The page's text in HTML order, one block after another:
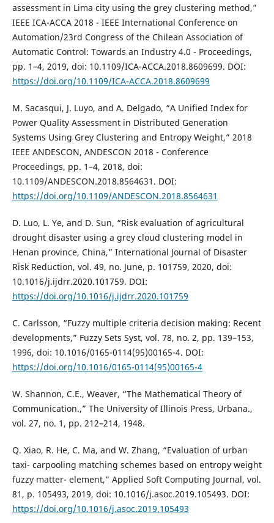
assessment in Lima city using the grey clustering method,”
IEEE ICA-ACCA 2018 - IEEE International Conference on
Automation/23rd Congress of the Chilean Association of
Automatic Control: Towards an Industry 4.0 - Proceedings,
pp. 1–4, 2019, doi: 10.1109/ICA-ACCA.2018.8609699. DOI:
https://doi.org/10.1109/ICA-ACCA.2018.8609699
M. Sacasqui, J. Luyo, and A. Delgado, “A Unified Index for
Power Quality Assessment in Distributed Generation
Systems Using Grey Clustering and Entropy Weight,” 2018
IEEE ANDESCON, ANDESCON 2018 - Conference
Proceedings, pp. 1–4, 2018, doi:
10.1109/ANDESCON.2018.8564631. DOI:
https://doi.org/10.1109/ANDESCON.2018.8564631
D. Luo, L. Ye, and D. Sun, “Risk evaluation of agricultural
drought disaster using a grey cloud clustering model in
Henan province, China,” International Journal of Disaster
Risk Reduction, vol. 49, no. June, p. 101759, 2020, doi:
10.1016/j.ijdrr.2020.101759. DOI:
https://doi.org/10.1016/j.ijdrr.2020.101759
C. Carlsson, “Fuzzy multiple criteria decision making: Recent
developments,” Fuzzy Sets Syst, vol. 78, no. 2, pp. 139–153,
1996, doi: 10.1016/0165-0114(95)00165-4. DOI:
https://doi.org/10.1016/0165-0114(95)00165-4
W. Shannon, C.E., Weaver, “The Mathematical Theory of
Communication.,” The University of Illinois Press, Urbana.,
vol. 27, no. 1, pp. 212–214, 1948.
Q. Xiao, R. He, C. Ma, and W. Zhang, “Evaluation of urban
taxi- carpooling matching schemes based on entropy weight
fuzzy matter- element,” Applied Soft Computing Journal, vol.
81, p. 105493, 2019, doi: 10.1016/j.asoc.2019.105493. DOI:
https://doi.org/10.1016/j.asoc.2019.105493